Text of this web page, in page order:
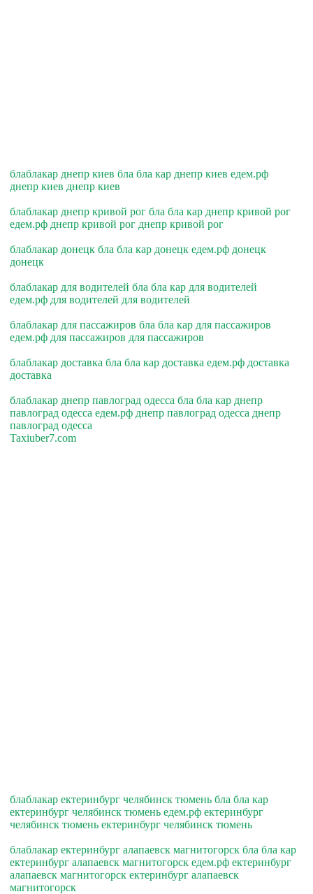
блаблакар днепр киев бла бла кар днепр киев едем.рф
днепр киев днепр киев
блаблакар днепр кривой рог бла бла кар днепр кривой рог
едем.рф днепр кривой рог днепр кривой рог
блаблакар донецк бла бла кар донецк едем.рф донецк
донецк
блаблакар для водителей бла бла кар для водителей
едем.рф для водителей для водителей
блаблакар для пассажиров бла бла кар для пассажиров
едем.рф для пассажиров для пассажиров
блаблакар доставка бла бла кар доставка едем.рф доставка
доставка
блаблакар днепр павлоград одесса бла бла кар днепр
павлоград одесса едем.рф днепр павлоград одесса днепр
павлоград одесса
Taxiuber7.com
блаблакар ектеринбург челябинск тюмень бла бла кар
ектеринбург челябинск тюмень едем.рф ектеринбург
челябинск тюмень ектеринбург челябинск тюмень
блаблакар ектеринбург алапаевск магнитогорск бла бла кар
ектеринбург алапаевск магнитогорск едем.рф ектеринбург
алапаевск магнитогорск ектеринбург алапаевск
магнитогорск